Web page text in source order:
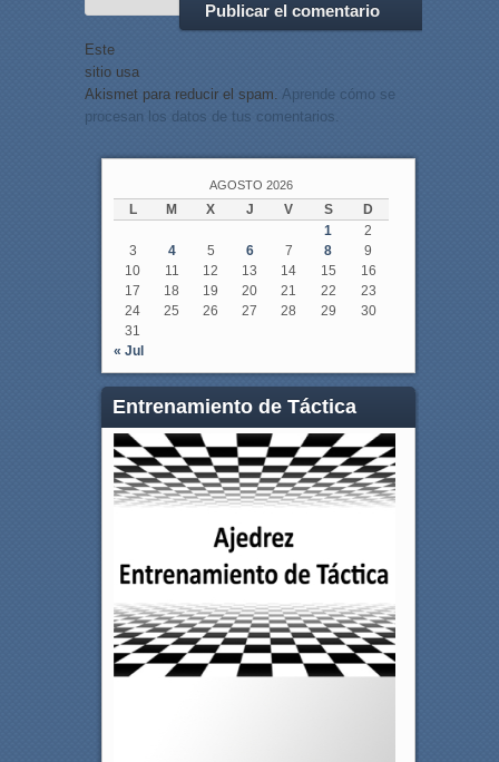
Este
sitio usa
Akismet para reducir el spam. Aprende cómo se
procesan los datos de tus comentarios.
AGOSTO 2026
L M X J V S
D
1
2
3
4 5 6 7 8
9
10
11 12 13 14 15
16
17
18 19 20 21 22
23
24
25 26 27 28 29
30
31
« Jul
Entrenamiento de Táctica